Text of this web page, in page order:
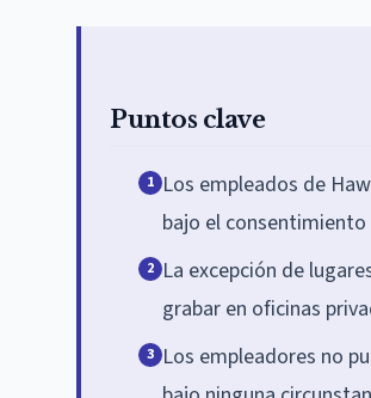
Puntos clave
1 Los empleados de
bajo el consentimiento
2 La excepción de
grabar en oficinas
3 Los empleadores no